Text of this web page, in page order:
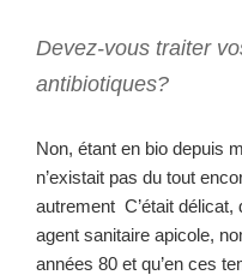
Devez-vous traiter
antibiotiques?
Non, étant en bio depuis
n’existait pas du tout
autrement C’était délicat,
agent sanitaire apicole,
années 80 et qu’en ces